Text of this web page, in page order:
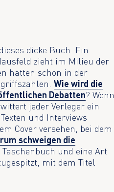
dicke Buch. Ein
zieht im Milieu der
hatten schon in der
Wie wird die
Debatten? Wenn
jeder Verleger ein
und Interviews
Cover versehen, bei dem
schweigen die
und eine Art
mit dem Titel